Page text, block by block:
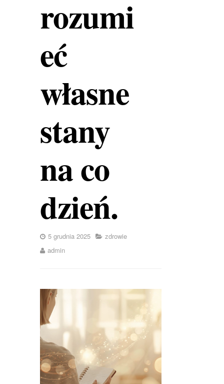
rozumi
eć
własne
stany
na co
dzień.
5 grudnia 2025
zdrowie
admin